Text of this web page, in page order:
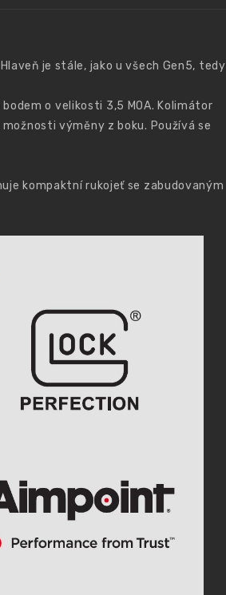
je stále, jako u všech Gen5, tedy
o velikosti 3,5 MOA. Kolimátor
výměny z boku. Používá se
kompaktní rukojeť se zabudovaným